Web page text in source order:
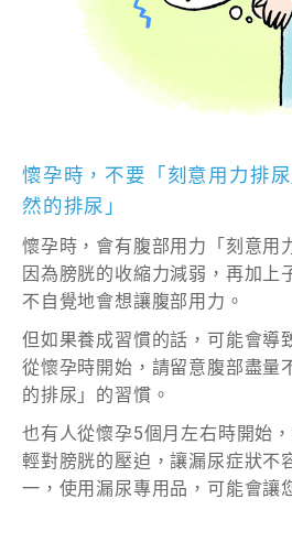
懷孕時，不要「刻意用力排
然的排尿」
懷孕時，會有腹部用力「刻意用
因為膀胱的收縮力減弱，再加上
不自覺地會想讓腹部用力。
但如果養成習慣的話，可能會導
從懷孕時開始，請留意腹部盡量
的排尿」的習慣。
也有人從懷孕5個月左右時開始
輕對膀胱的壓迫，讓漏尿症狀不
一，使用漏尿專用品，可能會讓